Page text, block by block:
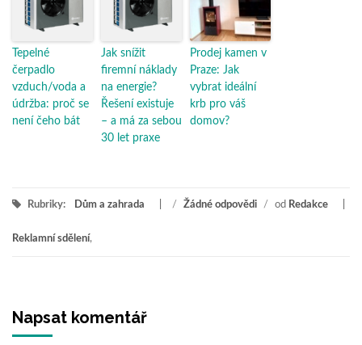
Tepelné
čerpadlo
vzduch/voda a
údržba: proč se
není čeho bát
Jak snížit
firemní náklady
na energie?
Řešení existuje
– a má za sebou
30 let praxe
Prodej kamen v
Praze: Jak
vybrat ideální
krb pro váš
domov?
Rubriky: Dům a zahrada / Žádné odpovědi / od Redakce
Reklamní sdělení,
Napsat komentář